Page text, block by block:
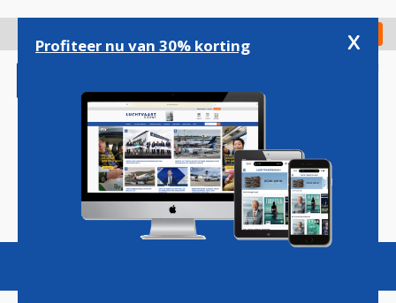
gaan
Check in
Magazine Podcasts Vacatures
Profiteer nu van 30% korting x